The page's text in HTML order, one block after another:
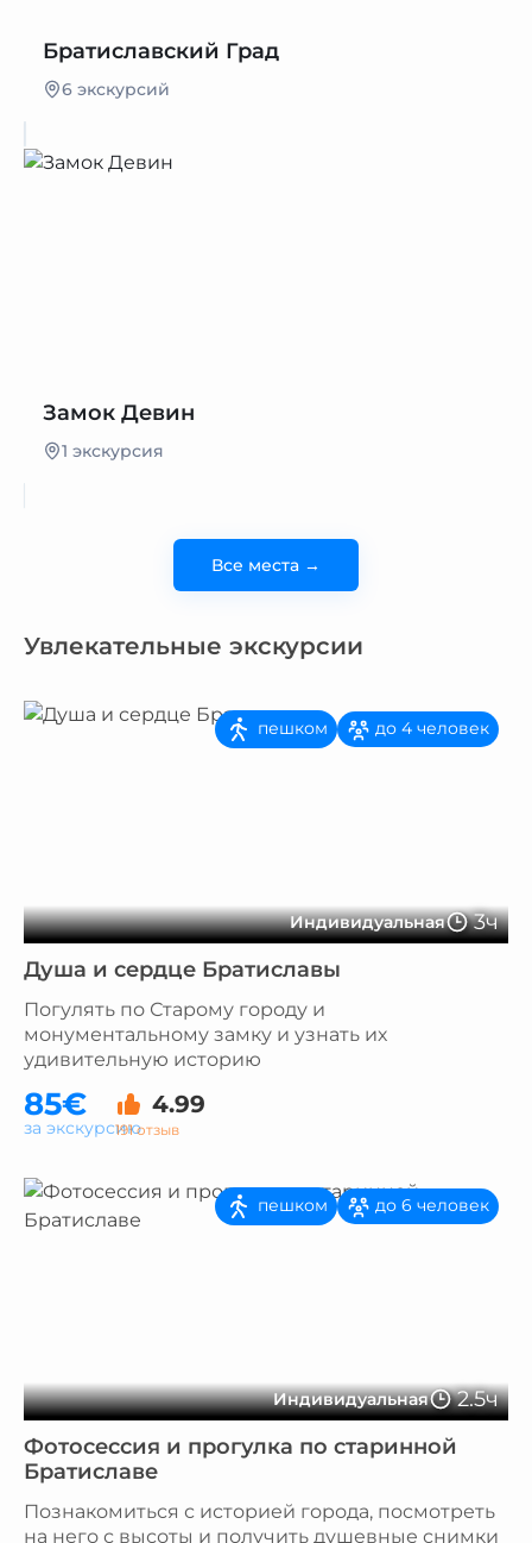
Братиславский Град
6 экскурсий
Замок Девин
1 экскурсия
Все места →
Увлекательные экскурсии
Индивидуальная 3ч
пешком до 4 человек
Душа и сердце Братиславы
Погулять по Старому городу и
монументальному замку и узнать их
удивительную историю
85€ 4.99
191 отзыв
за экскурсию
Индивидуальная 2.5ч
пешком до 6 человек
Фотосессия и прогулка по старинной
Братиславе
Познакомиться с историей города, посмотреть
на него с высоты и получить душевные снимки